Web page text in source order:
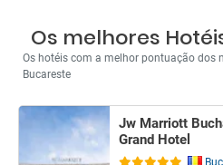
Os melhores
Os hotéis com a melhor pontuação dos
Bucareste
Jw Marriott
Grand Hotel